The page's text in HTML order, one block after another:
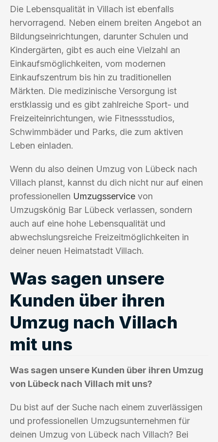
Die Lebensqualität in Villach ist ebenfalls
hervorragend. Neben einem breiten Angebot an
Bildungseinrichtungen, darunter Schulen und
Kindergärten, gibt es auch eine Vielzahl an
Einkaufsmöglichkeiten, vom modernen
Einkaufszentrum bis hin zu traditionellen
Märkten. Die medizinische Versorgung ist
erstklassig und es gibt zahlreiche Sport- und
Freizeiteinrichtungen, wie Fitnessstudios,
Schwimmbäder und Parks, die zum aktiven
Leben einladen.
Wenn du also deinen Umzug von Lübeck nach
Villach planst, kannst du dich nicht nur auf einen
professionellen Umzugsservice von
Umzugskönig Bar Lübeck verlassen, sondern
auch auf eine hohe Lebensqualität und
abwechslungsreiche Freizeitmöglichkeiten in
deiner neuen Heimatstadt Villach.
Was sagen unsere
Kunden über ihren
Umzug nach Villach
mit uns
Was sagen unsere Kunden über ihren Umzug
von Lübeck nach Villach mit uns?
Du bist auf der Suche nach einem zuverlässigen
und professionellen Umzugsunternehmen für
deinen Umzug von Lübeck nach Villach? Bei